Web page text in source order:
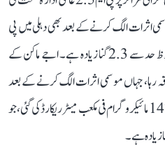
اثرات الگ کرنے کے بعد بھی دہلی میں پی
ایم 2.5 کی سطح عالمی ادارۂ صحت کی محفوظ حد سے 2.3 گنا زیادہ ہے۔ اجے ماکن کے
رہا، جہاں موسمی اثرات الگ کرنے کے بعد
اے کیو آئی 132 اور پی ایم 10 کی سطح 147 مائیکروگرام فی مکعب میٹر ریکارڈ کی گئی، جو